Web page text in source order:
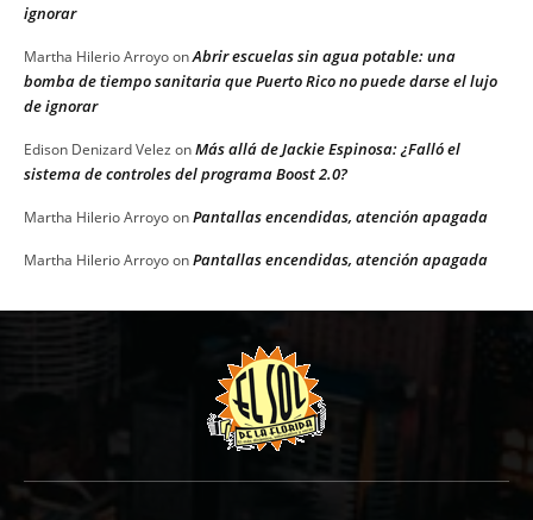
ignorar
Martha Hilerio ArroyoonAbrir escuelas sin agua potable: una
bomba de tiempo sanitaria que Puerto Rico no puede darse el lujo
de ignorar
Edison Denizard Velez onMás allá de Jackie Espinosa: ¿Falló el
sistema de controles del programa Boost 2.0?
Martha Hilerio ArroyoonPantallas encendidas, atención apagada
Martha Hilerio ArroyoonPantallas encendidas, atención apagada